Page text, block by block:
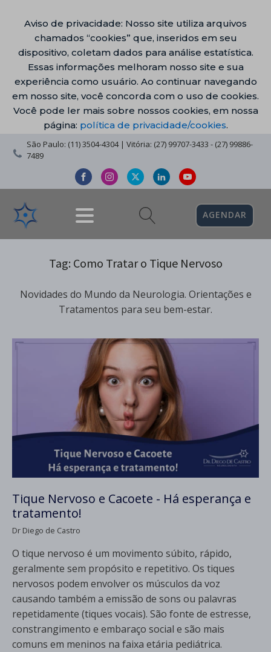
Aviso de privacidade: Nosso site utiliza arquivos
chamados “cookies” que, inseridos em seu
dispositivo, coletam dados para análise estatística.
Essas informações melhoram nosso site e sua
experiência como usuário. Ao continuar navegando
em nosso site, você concorda com o uso de cookies.
Você pode ler mais sobre nossos cookies, em nossa
página: política de privacidade/cookies.
São Paulo: (11) 3504-4304 | Vitória: (27) 99707-3433 - (27) 99886-
7489
AGENDAR
Tag: Como Tratar o Tique Nervoso
Novidades do Mundo da Neurologia. Orientações e
Tratamentos para seu bem-estar.
Tique Nervoso e Cacoete - Há esperança e
tratamento!
Dr Diego de Castro
O tique nervoso é um movimento súbito, rápido,
geralmente sem propósito e repetitivo. Os tiques
nervosos podem envolver os músculos da voz
causando também a emissão de sons ou palavras
repetidamente (tiques vocais). São fonte de estresse,
constrangimento e embaraço social e são mais
comuns em meninos na faixa etária pediátrica.